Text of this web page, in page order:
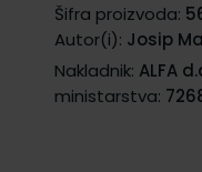
Šifra proizvoda:
Autor(i): Josip
Nakladnik: ALFA
ministarstva: